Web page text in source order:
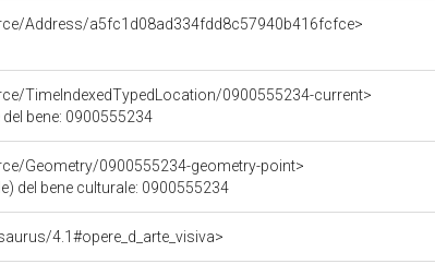
Address/a5fc1d08ad334fdd8c57940b416fcfce>
TimeIndexedTypedLocation/0900555234-current>
bene: 0900555234
Geometry/0900555234-geometry-point>
del bene culturale: 0900555234
4.1#opere_d_arte_visiva>